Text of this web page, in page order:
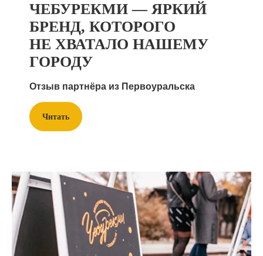
ЧЕБУРЕКМИ— ЯРКИЙ
БРЕНД, КОТОРОГО
НЕ ХВАТАЛО НАШЕМУ
ГОРОДУ
Отзыв партнёра из Первоуральска
Читать